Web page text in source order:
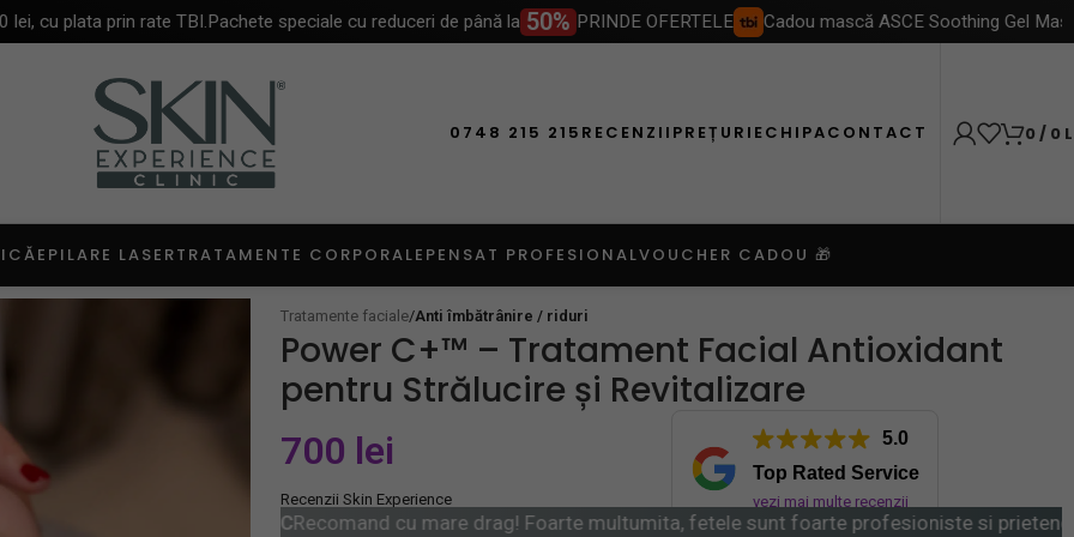
prin rate TBI.Pachete speciale cu reduceri de până la 50% PRINDE OFERTELE Cadou mască ASCE Soothing Gel Mask la
0748 215 215 RECENZII PREȚURI ECHIPACONTACT 0 / 0
EPILARE LASERTRATAMENTE CORPORALE PENSAT PROFESIONALVOUCHER CADOU 🎁
Tratamente faciale/Anti îmbătrânire / riduri
Power C+™ – Tratament Facial Antioxidant
pentru Strălucire și Revitalizare
700 lei
5.0
Top Rated Service
vezi mai multe recenzii
Recenzii Skin Experience
clinica ei!
Recomand cu mare drag! Foarte multumita, fetele sunt foarte profesioniste si prietenoase.